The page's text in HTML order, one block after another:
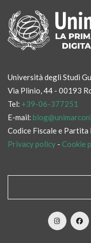
Università degli Studi
Via Plinio, 44 - 00193
Tel: +39-06-377251
E-mail:
Codice Fiscale e
Privacy policy - Cookie